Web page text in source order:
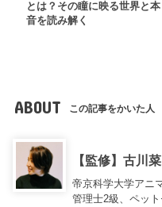
とは？その瞳に映る世界と本
音を読み解く
ABOUT この記事をかいた人
【監修】古川
帝京科学大学アニ
管理士2級、ペッ